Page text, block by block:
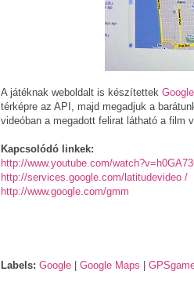
A játéknak weboldalt is készítettek
térképre az API, majd megadjuk a
videóban a megadott felirat látható a film
Kapcsolódó linkek:
http://www.youtube.com/
http://services.google.com/latitudevideo /
http://www.google.com/gmm
Labels: Google Google Maps